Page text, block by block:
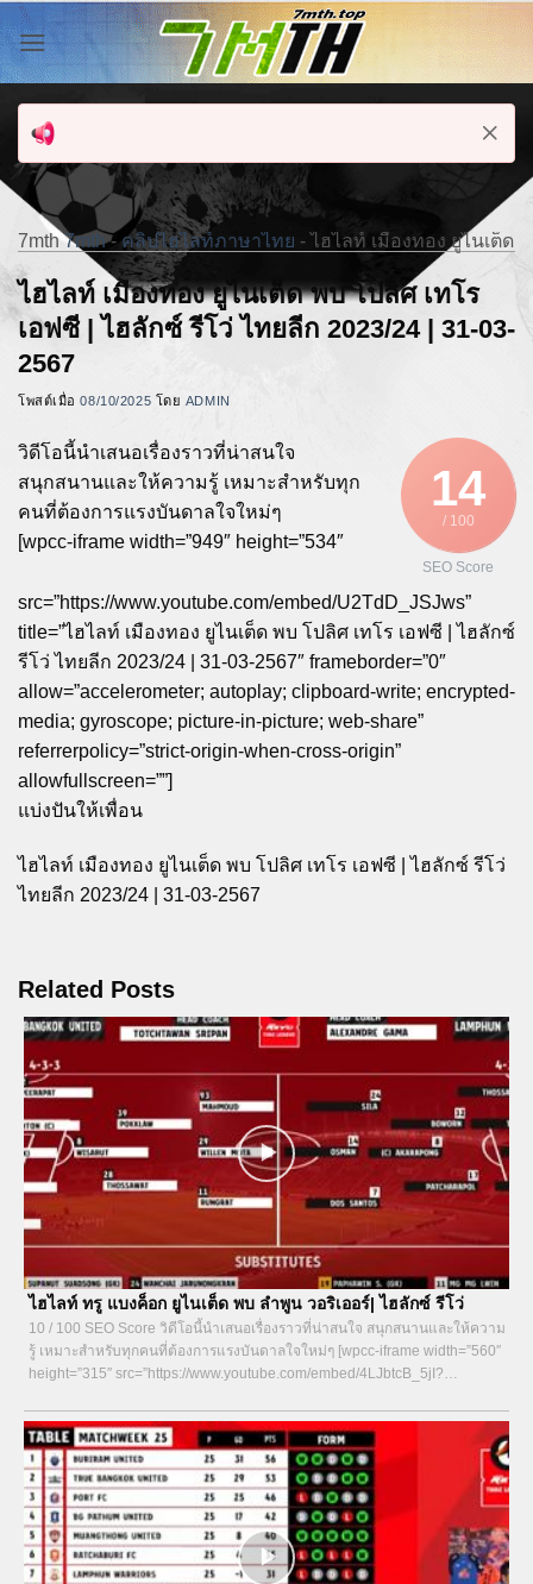
ข้าม
ไป
ยัง
เนื้อหา
7mth 7mth- คลิปไฮไลท์ภาษาไทย - ไฮไลท์ เมืองทอง ยูไนเต็ด
ไฮไลท์ เมืองทอง ยูไนเต็ด พบ โปลิศ เทโร
เอฟซี | ไฮลักซ์ รีโว่ ไทยลีก 2023/24 | 31-03-
2567
โพสต์เมื่อ08/10/2025 โดย ADMIN
14
/ 100
SEO Score
วิดีโอนี้นำเสนอเรื่องราวที่น่าสนใจ
สนุกสนานและให้ความรู้ เหมาะสำหรับทุก
คนที่ต้องการแรงบันดาลใจใหม่ๆ
[wpcc-iframe width=”949″ height=”534″
src=”https://www.youtube.com/embed/U2TdD_JSJws”
title=”ไฮไลท์ เมืองทอง ยูไนเต็ด พบ โปลิศ เทโร เอฟซี | ไฮลักซ์
รีโว่ ไทยลีก 2023/24 | 31-03-2567″ frameborder=”0″
allow=”accelerometer; autoplay; clipboard-write; encrypted-
media; gyroscope; picture-in-picture; web-share”
referrerpolicy=”strict-origin-when-cross-origin”
allowfullscreen=””]
แบ่งปันให้เพื่อน
ไฮไลท์ เมืองทอง ยูไนเต็ด พบ โปลิศ เทโร เอฟซี | ไฮลักซ์ รีโว่
ไทยลีก 2023/24 | 31-03-2567
Related Posts
ไฮไลท์ ทรู แบงค็อก ยูไนเต็ด พบ ลำพูน วอริเออร์| ไฮลักซ์ รีโว่
10 / 100 SEO Score วิดีโอนี้นำเสนอเรื่องราวที่น่าสนใจ สนุกสนานและให้ความ
รู้ เหมาะสำหรับทุกคนที่ต้องการแรงบันดาลใจใหม่ๆ [wpcc-iframe width=”560″
height=”315″ src=”https://www.youtube.com/embed/4LJbtcB_5jI?